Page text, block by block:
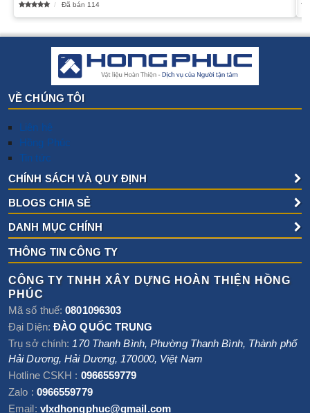
Đã bán 114
VỀ CHÚNG TÔI
Liên hệ
Hồng Phúc
Tin tức
CHÍNH SÁCH VÀ QUY ĐỊNH
BLOGS CHIA SẺ
DANH MỤC CHÍNH
THÔNG TIN CÔNG TY
CÔNG TY TNHH XÂY DỰNG HOÀN THIỆN HỒNG
PHÚC
Mã số thuế:0801096303
Đại Diện: ĐÀO QUỐC TRUNG
Trụ sở chính: 170 Thanh Bình, Phường Thanh Bình, Thành phố
Hải Dương,Hải Dương, 170000, Việt Nam
Hotline CSKH : 0966559779
Zalo : 0966559779
Email: vlxdhongphuc@gmail.com